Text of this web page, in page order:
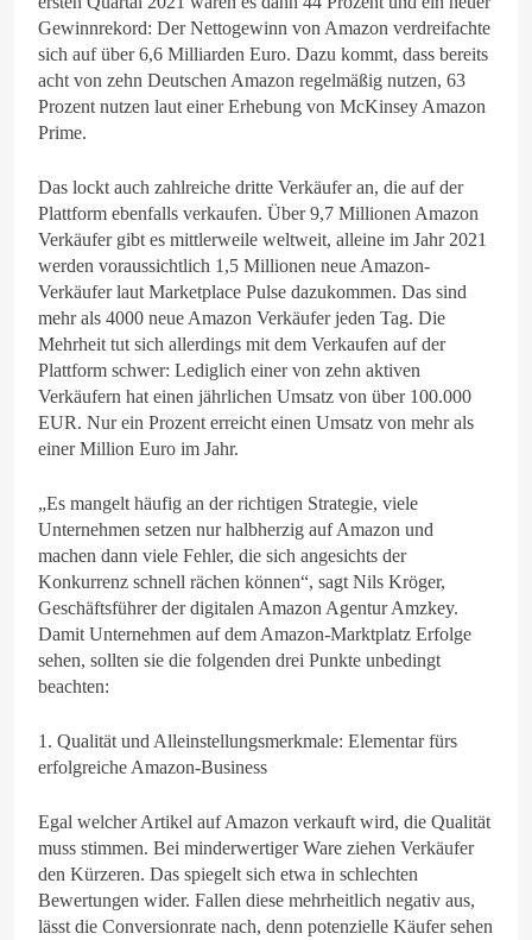
Gewinnrekord: Der Nettogewinn von Amazon verdreifachte
sich auf über 6,6 Milliarden Euro. Dazu kommt, dass bereits
acht von zehn Deutschen Amazon regelmäßig nutzen, 63
Prozent nutzen laut einer Erhebung von McKinsey Amazon
Prime.
Das lockt auch zahlreiche dritte Verkäufer an, die auf der
Plattform ebenfalls verkaufen. Über 9,7 Millionen Amazon
Verkäufer gibt es mittlerweile weltweit, alleine im Jahr 2021
werden voraussichtlich 1,5 Millionen neue Amazon-
Verkäufer laut Marketplace Pulse dazukommen. Das sind
mehr als 4000 neue Amazon Verkäufer jeden Tag. Die
Mehrheit tut sich allerdings mit dem Verkaufen auf der
Plattform schwer: Lediglich einer von zehn aktiven
Verkäufern hat einen jährlichen Umsatz von über 100.000
EUR. Nur ein Prozent erreicht einen Umsatz von mehr als
einer Million Euro im Jahr.
„Es mangelt häufig an der richtigen Strategie, viele
Unternehmen setzen nur halbherzig auf Amazon und
machen dann viele Fehler, die sich angesichts der
Konkurrenz schnell rächen können“, sagt Nils Kröger,
Geschäftsführer der digitalen Amazon Agentur Amzkey.
Damit Unternehmen auf dem Amazon-Marktplatz Erfolge
sehen, sollten sie die folgenden drei Punkte unbedingt
beachten:
1. Qualität und Alleinstellungsmerkmale: Elementar fürs
erfolgreiche Amazon-Business
Egal welcher Artikel auf Amazon verkauft wird, die Qualität
muss stimmen. Bei minderwertiger Ware ziehen Verkäufer
den Kürzeren. Das spiegelt sich etwa in schlechten
Bewertungen wider. Fallen diese mehrheitlich negativ aus,
lässt die Conversionrate nach, denn potenzielle Käufer sehen